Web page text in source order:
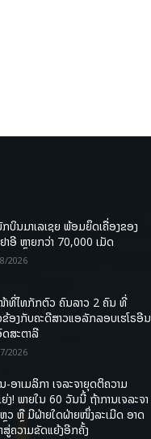
ບິນມາເລເຊຍ ພ້ອມຍຶດເຄື່ອງຂອງ
າອີ ຫຼາຍກວ່າ 70,000 ເມັດ
2026
າທີ່ໄທກັກຕົວ ຄົນລາວ 2 ຄົນ ທີ່
ອງກັບຄະດີສາວແອລັກລອບເຮໂຣອີນ
ດສະຕາລີ
2026
-ອາເມລິກາ ເຈລະຈາຍຸດຕິຄວາມ
ງ! ພາຍໃນ 60 ວັນນີ້ ຖ້າການເຈລະຈາ
ວ ຫຼື ມີຝ່າຍໃດຝ່າຍໜຶ່ງລະເມີດ ອາດ
ສູ່ຄວາມຂັດແຍ້ງອີກຄັ້ງ